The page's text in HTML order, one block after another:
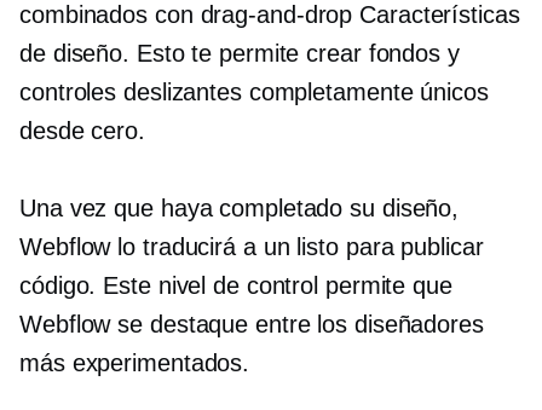
combinados con drag-and-drop Características
de diseño. Esto te permite crear fondos y
controles deslizantes completamente únicos
desde cero.
Una vez que haya completado su diseño,
Webflow lo traducirá a un listo para publicar
código. Este nivel de control permite que
Webflow se destaque entre los diseñadores
más experimentados.